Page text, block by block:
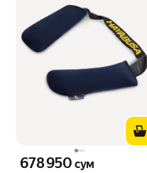
Цена 678950 сум вместо
678 950 сум